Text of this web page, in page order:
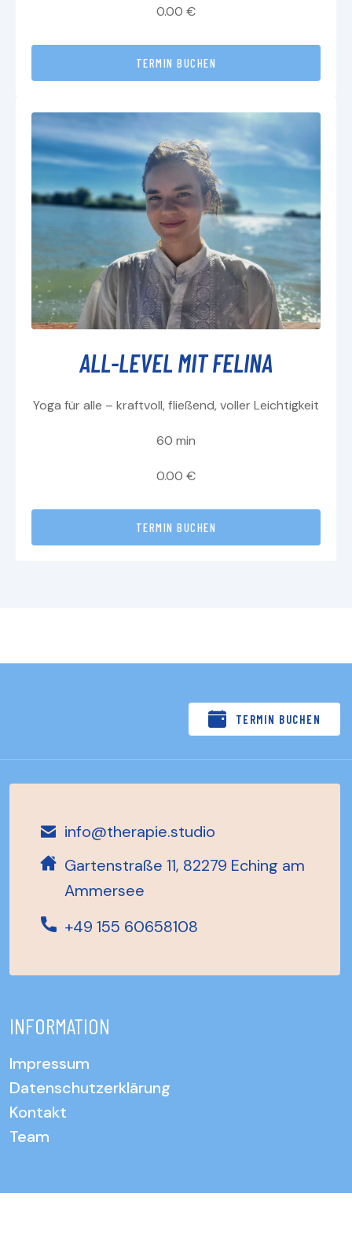
0.00 €
TERMIN BUCHEN
ALL-LEVEL MIT FELINA
Yoga für alle – kraftvoll, fließend, voller Leichtigkeit
60 min
0.00 €
TERMIN BUCHEN
TERMIN BUCHEN
info@therapie.studio
Gartenstraße 11, 82279 Eching am
Ammersee
+49 155 60658108
INFORMATION
Impressum
Datenschutzerklärung
Kontakt
Team